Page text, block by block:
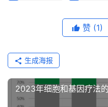
们
赞 (1)
生成海报
2023年细胞和基因疗法